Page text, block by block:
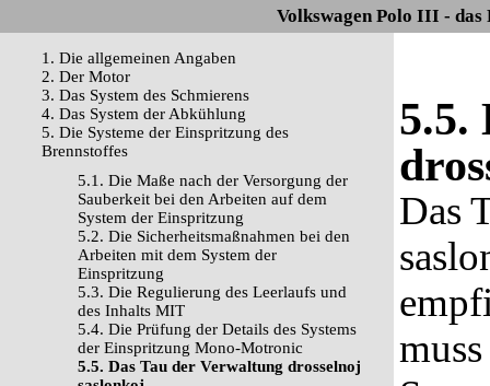
Volkswagen Polo III - das
1. Die allgemeinen Angaben
2. Der Motor
3. Das System des Schmierens
4. Das System der Abkühlung
5. Die Systeme der Einspritzung des
Brennstoffes
5.1. Die Maße nach der Versorgung der
Sauberkeit bei den Arbeiten auf dem
System der Einspritzung
5.2. Die Sicherheitsmaßnahmen bei den
Arbeiten mit dem System der
Einspritzung
5.3. Die Regulierung des Leerlaufs und
des Inhalts MIT
5.4. Die Prüfung der Details des Systems
der Einspritzung Mono-Motronic
5.5. Das Tau der Verwaltung drosselnoj
5.5.
Das